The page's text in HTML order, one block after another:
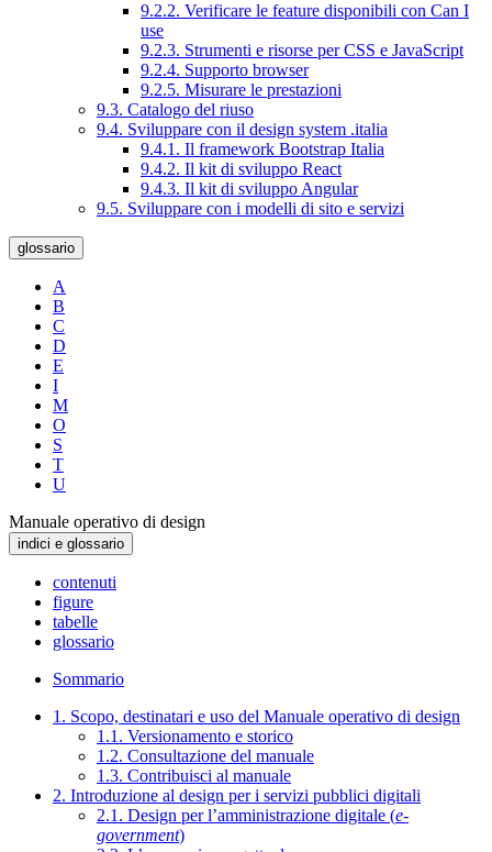
9.2.2. Verificare le feature disponibili con Can I
use
9.2.3. Strumenti e risorse per CSS e JavaScript
9.2.4. Supporto browser
9.2.5. Misurare le prestazioni
9.3. Catalogo del riuso
9.4. Sviluppare con il design system .italia
9.4.1. Il framework Bootstrap Italia
9.4.2. Il kit di sviluppo React
9.4.3. Il kit di sviluppo Angular
9.5. Sviluppare con i modelli di sito e servizi
glossario
A
B
C
D
E
I
M
O
S
T
U
Manuale operativo di design
indici e glossario
contenuti
figure
tabelle
glossario
Sommario
1. Scopo, destinatari e uso del Manuale operativo di design
1.1. Versionamento e storico
1.2. Consultazione del manuale
1.3. Contribuisci al manuale
2. Introduzione al design per i servizi pubblici digitali
2.1. Design per l’amministrazione digitale (e-
government)